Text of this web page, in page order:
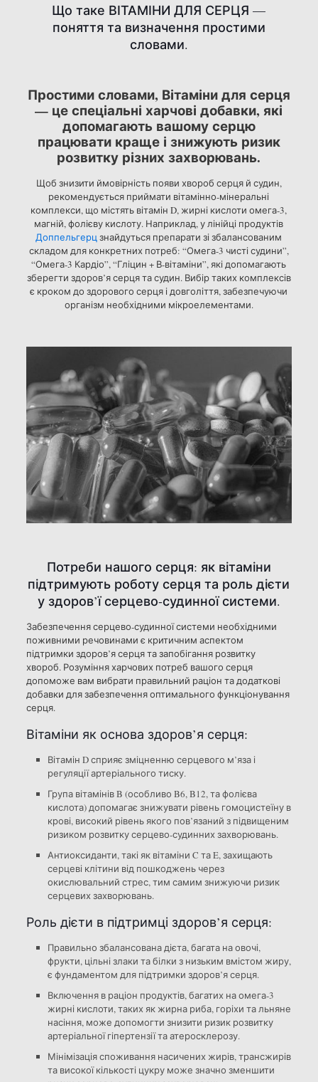
Що таке ВІТАМІНИ ДЛЯ СЕРЦЯ —
поняття та визначення простими
словами.
Простими словами, Вітаміни для серця
— це спеціальні харчові добавки, які
допомагають вашому серцю
працювати краще і знижують ризик
розвитку різних захворювань.
Щоб знизити ймовірність появи хвороб серця й судин,
рекомендується приймати вітамінно-мінеральні
комплекси, що містять вітамін D, жирні кислоти омега-3,
магній, фолієву кислоту. Наприклад, у лінійці продуктів
Доппельгерцзнайдуться препарати зі збалансованим
складом для конкретних потреб: “Омега-3 чисті судини”,
“Омега-3 Кардіо”, “Гліцин + В-вітаміни”, які допомагають
зберегти здоров’я серця та судин. Вибір таких комплексів
є кроком до здорового серця і довголіття, забезпечуючи
організм необхідними мікроелементами.
Потреби нашого серця: як вітаміни
підтримують роботу серця та роль дієти
у здоров’ї серцево-судинної системи.
Забезпечення серцево-судинної системи необхідними
поживними речовинами є критичним аспектом
підтримки здоров’я серця та запобігання розвитку
хвороб. Розуміння харчових потреб вашого серця
допоможе вам вибрати правильний раціон та додаткові
добавки для забезпечення оптимального функціонування
серця.
Вітаміни як основа здоров’я серця:
Вітамін D сприяє зміцненню серцевого м’яза і
регуляції артеріального тиску.
Група вітамінів B (особливо B6, B12, та фолієва
кислота) допомагає знижувати рівень гомоцистеїну в
крові, високий рівень якого пов’язаний з підвищеним
ризиком розвитку серцево-судинних захворювань.
Антиоксиданти, такі як вітаміни C та E, захищають
серцеві клітини від пошкоджень через
окислювальний стрес, тим самим знижуючи ризик
серцевих захворювань.
Роль дієти в підтримці здоров’я серця:
Правильно збалансована дієта, багата на овочі,
фрукти, цільні злаки та білки з низьким вмістом жиру,
є фундаментом для підтримки здоров’я серця.
Включення в раціон продуктів, багатих на омега-3
жирні кислоти, таких як жирна риба, горіхи та льняне
насіння, може допомогти знизити ризик розвитку
артеріальної гіпертензії та атеросклерозу.
Мінімізація споживання насичених жирів, трансжирів
та високої кількості цукру може значно зменшити